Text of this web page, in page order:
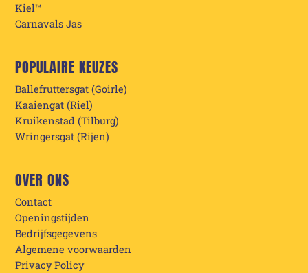
Kiel™
Carnavals Jas
POPULAIRE KEUZES
Ballefruttersgat (Goirle)
Kaaiengat (Riel)
Kruikenstad (Tilburg)
Wringersgat (Rijen)
OVER ONS
Contact
Openingstijden
Bedrijfsgegevens
Algemene voorwaarden
Privacy Policy